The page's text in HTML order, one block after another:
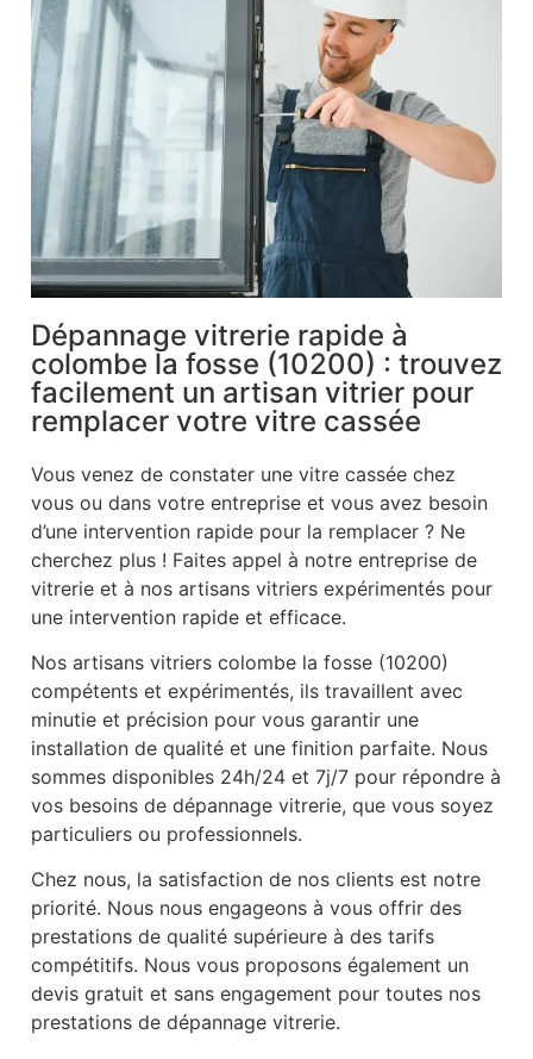
Dépannage vitrerie rapide à
colombe la fosse (10200) : trouvez
facilement un artisan vitrier pour
remplacer votre vitre cassée
Vous venez de constater une vitre cassée chez
vous ou dans votre entreprise et vous avez besoin
d’une intervention rapide pour la remplacer ? Ne
cherchez plus ! Faites appel à notre entreprise de
vitrerie et à nos artisans vitriers expérimentés pour
une intervention rapide et efficace.
Nos artisans vitriers colombe la fosse (10200)
compétents et expérimentés, ils travaillent avec
minutie et précision pour vous garantir une
installation de qualité et une finition parfaite. Nous
sommes disponibles 24h/24 et 7j/7 pour répondre à
vos besoins de dépannage vitrerie, que vous soyez
particuliers ou professionnels.
Chez nous, la satisfaction de nos clients est notre
priorité. Nous nous engageons à vous offrir des
prestations de qualité supérieure à des tarifs
compétitifs. Nous vous proposons également un
devis gratuit et sans engagement pour toutes nos
prestations de dépannage vitrerie.